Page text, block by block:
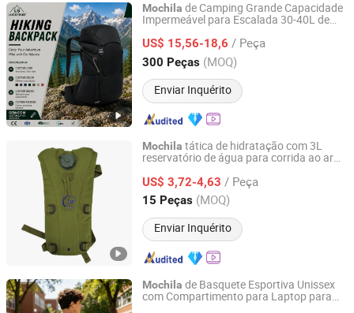
Mochila de Camping Grande Capacidade
Impermeável para Escalada 30-40L de
ao Ar Livre
US$ 15,56-18,6 / Peça
300 Peças (MOQ)
Enviar Inquérito
Quanzhou Luckysun Import and Export Trading Co., Ltd.
Fujian, China Desde 2026
Mochila tática de hidratação com 3L
reservatório de água para corrida ao ar
US$ 3,72-4,63 / Peça
15 Peças (MOQ)
Enviar Inquérito
Yuemai Outdoor & Camping Co., Ltd.
Jiangsu, China Desde 2014
Mochila de Basquete Esportiva Unissex
com Compartimento para Laptop para
Quanzhou Boenly Trade Co., Ltd.